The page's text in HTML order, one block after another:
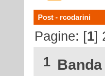
Post - rcodarini
Pagine: [1]
1